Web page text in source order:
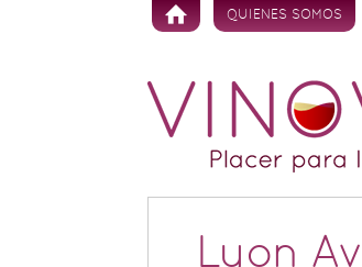
Skip to content
QUIENES SOMOS
Lyon